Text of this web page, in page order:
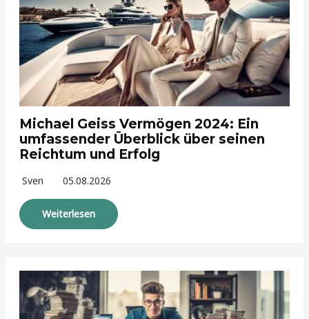
Michael Geiss Vermögen 2024: Ein
umfassender Überblick über seinen
Reichtum und Erfolg
Sven 05.08.2026
Weiterlesen